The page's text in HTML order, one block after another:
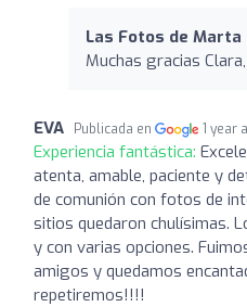
Las Fotos de Marta
Muchas gracias
EVA Publicada en 1 year
Experiencia fantástica:
atenta, amable, paciente y
de comunión con fotos de
sitios quedaron chulísimas.
y con varias opciones.
amigos y quedamos
repetiremos!!!!